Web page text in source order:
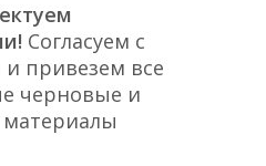
Согласуем с
привезем все
черновые и